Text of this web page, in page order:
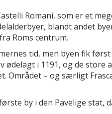
Romani, som er et
blandt andet
Roms centrum.
tid, men byen fik
i 1191, og de store
Området – og særligt
by i den Pavelige stat,